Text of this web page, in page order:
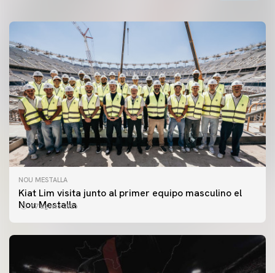
NOU MESTALLA
Kiat Lim visita junto al primer equipo masculino el
Nou Mestalla
07 agosto 2026